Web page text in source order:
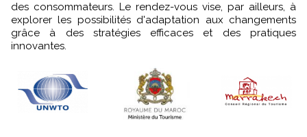
des consommateurs. Le rendez-vous vise, par ailleurs, à
explorer les possibilités d'adaptation aux changements
grâce à des stratégies efficaces et des pratiques
innovantes.